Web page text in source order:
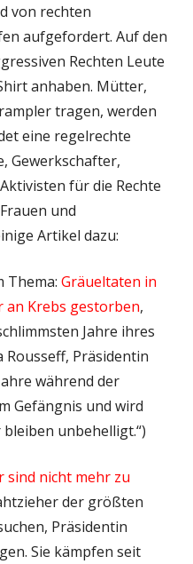
von rechten
aufgefordert. Auf den
Rechten Leute
anhaben. Mütter,
tragen, werden
eine regelrechte
Gewerkschafter,
für die Rechte
und
Artikel dazu:
Thema: Gräueltaten in
an Krebs gestorben,
Jahre ihres
Rousseff, Präsidentin
während der
Gefängnis und wird
unbehelligt.“)
sind nicht mehr zu
der größten
Präsidentin
Sie kämpfen seit